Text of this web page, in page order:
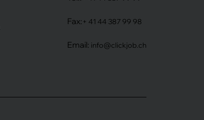
Fax: + 41 44 387 99 98
Email: info@clickjob.ch